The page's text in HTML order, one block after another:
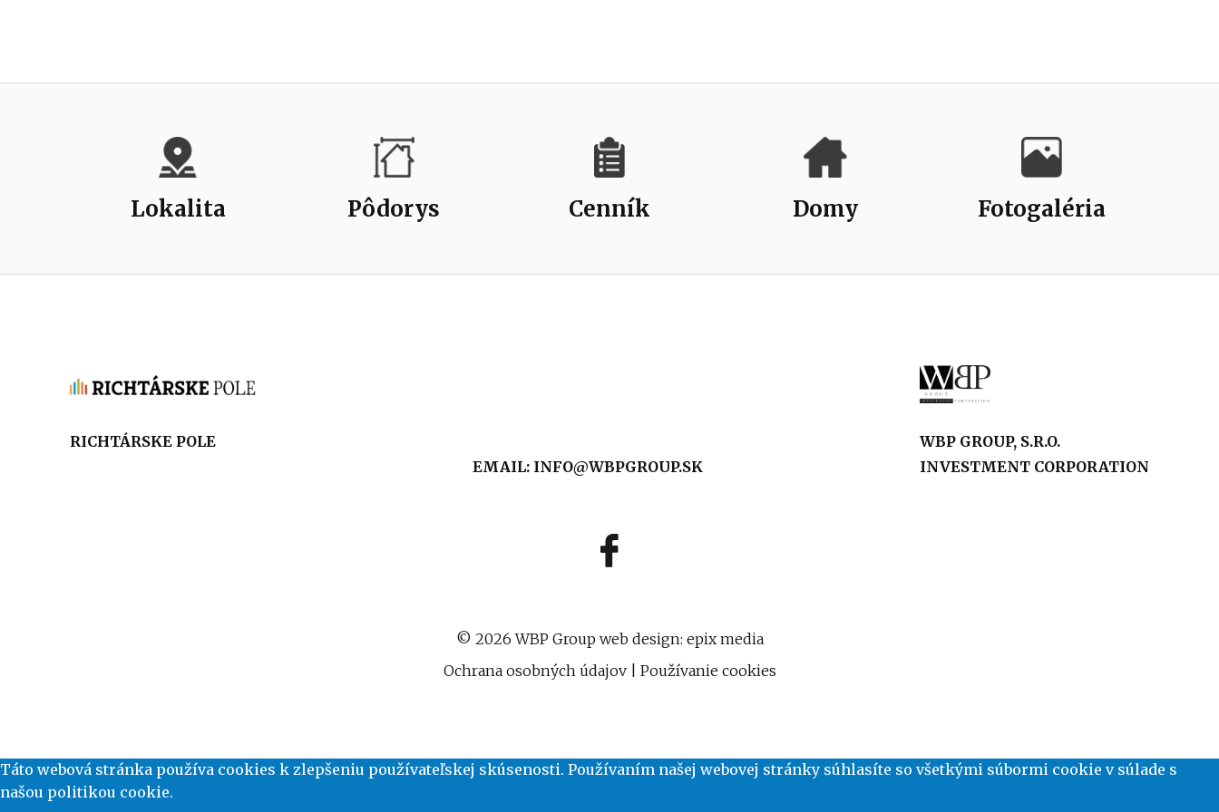
Lokalita Pôdorys Cenník Domy Fotogaléria
RICHTÁRSKE POLE
EMAIL: INFO@WBPGROUP.SK
WBP GROUP, S.R.O.
INVESTMENT CORPORATION
© 2026 WBP Group web design: epix media
Ochrana osobných údajov| Používanie cookies
Táto webová stránka používa cookies k zlepšeniu používateľskej skúsenosti. Používaním našej webovej stránky súhlasíte so všetkými súbormi cookie v súlade s
našou politikou cookie.